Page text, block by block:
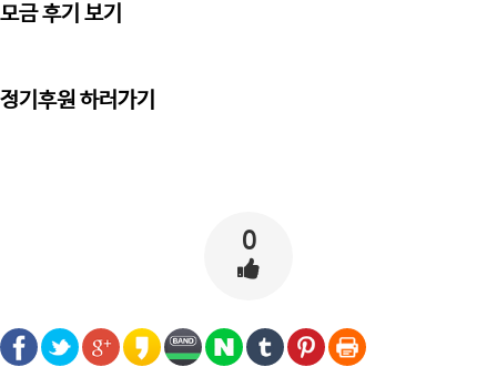
모금 후기 보기
정기후원 하러가기
0